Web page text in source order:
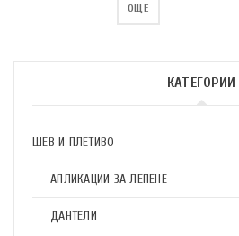
КАТЕГОРИИ
ШЕВ И ПЛЕТИВО
АПЛИКАЦИИ ЗА ЛЕПЕНЕ
ДАНТЕЛИ
ОЩЕ